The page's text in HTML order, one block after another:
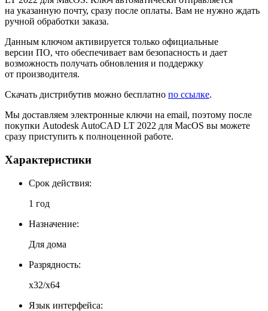
на указанную почту, сразу после оплаты. Вам не нужно ждать
ручной обработки заказа.
Данным ключом активируется только официальные
версии ПО, что обеспечивает вам безопасность и дает
возможность получать обновления и поддержку
от производителя.
Скачать дистрибутив можно бесплатно по ссылке.
Мы доставляем электронные ключи на email, поэтому после
покупки Autodesk AutoCAD LT 2022 для MacOS вы можете
сразу приступить к полноценной работе.
Характеристики
Cрок действия:
1 год
Назначение:
Для дома
Разрядность:
x32/x64
Язык интерфейса: